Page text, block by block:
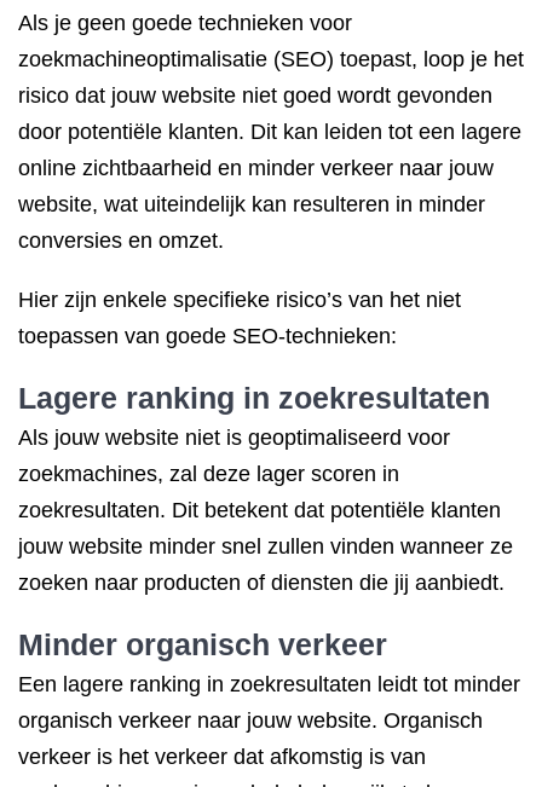
Als je geen goede technieken voor
zoekmachineoptimalisatie (SEO) toepast, loop je het
risico dat jouw website niet goed wordt gevonden
door potentiële klanten. Dit kan leiden tot een lagere
online zichtbaarheid en minder verkeer naar jouw
website, wat uiteindelijk kan resulteren in minder
conversies en omzet.
Hier zijn enkele specifieke risico’s van het niet
toepassen van goede SEO-technieken:
Lagere ranking in zoekresultaten
Als jouw website niet is geoptimaliseerd voor
zoekmachines, zal deze lager scoren in
zoekresultaten. Dit betekent dat potentiële klanten
jouw website minder snel zullen vinden wanneer ze
zoeken naar producten of diensten die jij aanbiedt.
Minder organisch verkeer
Een lagere ranking in zoekresultaten leidt tot minder
organisch verkeer naar jouw website. Organisch
verkeer is het verkeer dat afkomstig is van